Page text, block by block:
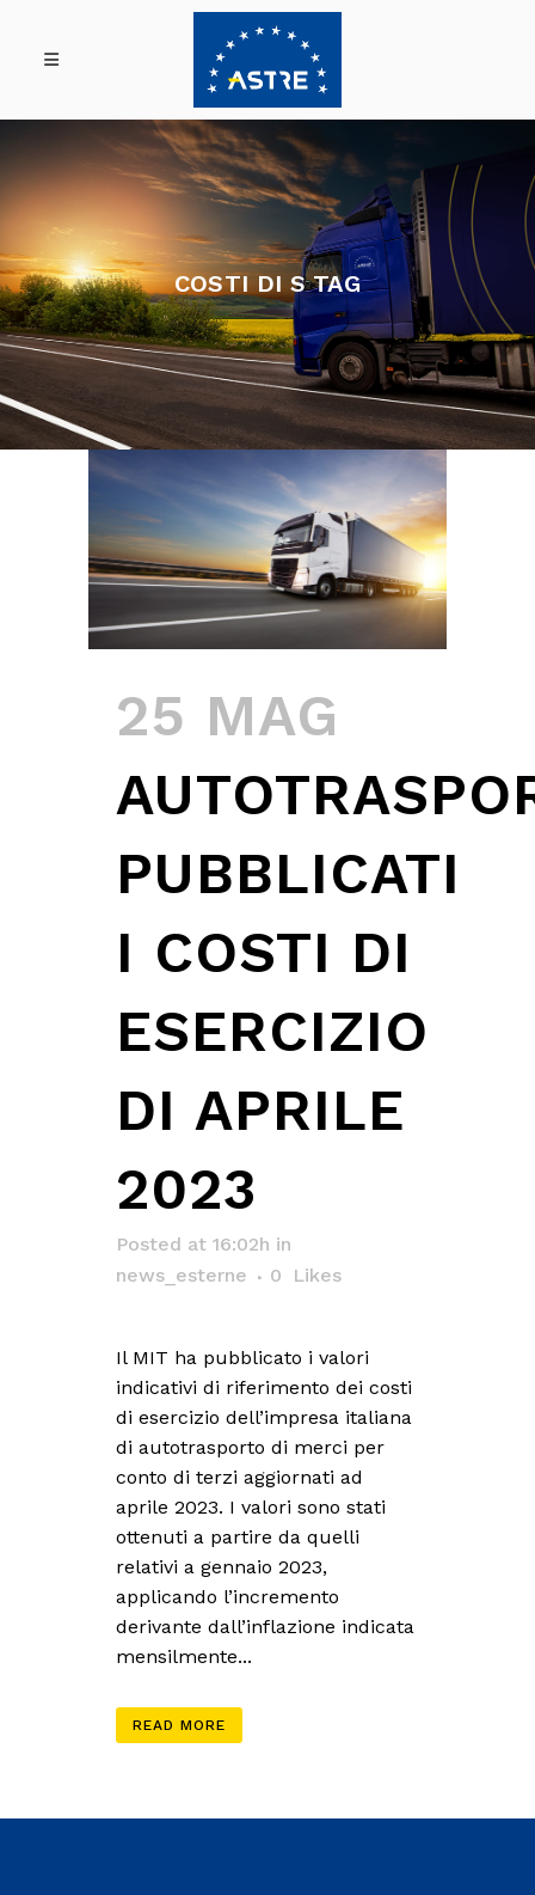
COSTI DI S TAG
25 MAG
PUBBLICATI
I COSTI DI
ESERCIZIO
DI APRILE
2023
Posted at 16:02h in
news_esterne
0 Likes
Il MIT ha pubblicato i valori
indicativi di riferimento dei costi
di esercizio dell’impresa italiana
di autotrasporto di merci per
conto di terzi aggiornati ad
aprile 2023. I valori sono stati
ottenuti a partire da quelli
relativi a gennaio 2023,
applicando l’incremento
derivante dall’inflazione indicata
mensilmente...
READ MORE